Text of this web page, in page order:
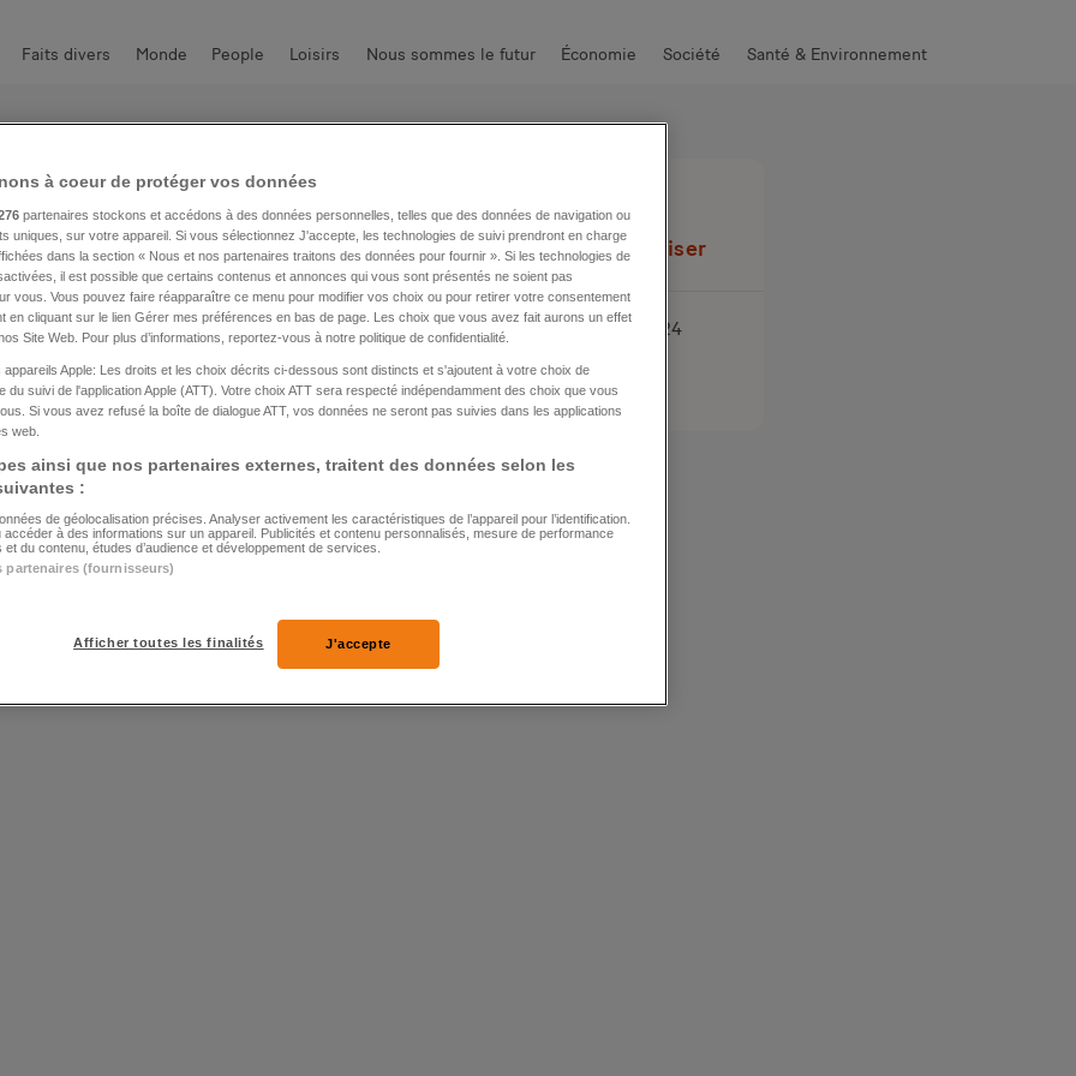
Faits divers Monde People Loisirs Nous sommes le futur Économie Société Santé & Environnement
Réinitialiser
10 11 12 13 14 15 16 17 18 19 20 21 22 23 24
à coeur de protéger vos données
partenaires stockons et accédons à des données personnelles, telles que des données de navigation ou
uniques, sur votre appareil. Si vous sélectionnez J'accepte, les technologies de suivi prendront en charge
dans la section « Nous et nos partenaires traitons des données pour fournir ». Si les technologies de
il est possible que certains contenus et annonces qui vous sont présentés ne soient pas
vous. Vous pouvez faire réapparaître ce menu pour modifier vos choix ou pour retirer votre consentement
en cliquant sur le lien Gérer mes préférences en bas de page. Les choix que vous avez fait aurons un effet
Site Web. Pour plus d’informations, reportez-vous à notre politique de confidentialité.
appareils Apple: Les droits et les choix décrits ci-dessous sont distincts et s'ajoutent à votre choix de
du suivi de l'application Apple (ATT). Votre choix ATT sera respecté indépendamment des choix que vous
Si vous avez refusé la boîte de dialogue ATT, vos données ne seront pas suivies dans les applications
web.
ainsi que nos partenaires externes, traitent des données selon les
:
de géolocalisation précises. Analyser activement les caractéristiques de l’appareil pour l’identification.
accéder à des informations sur un appareil. Publicités et contenu personnalisés, mesure de performance
et du contenu, études d’audience et développement de services.
partenaires (fournisseurs)
Afficher toutes les finalités J'accepte